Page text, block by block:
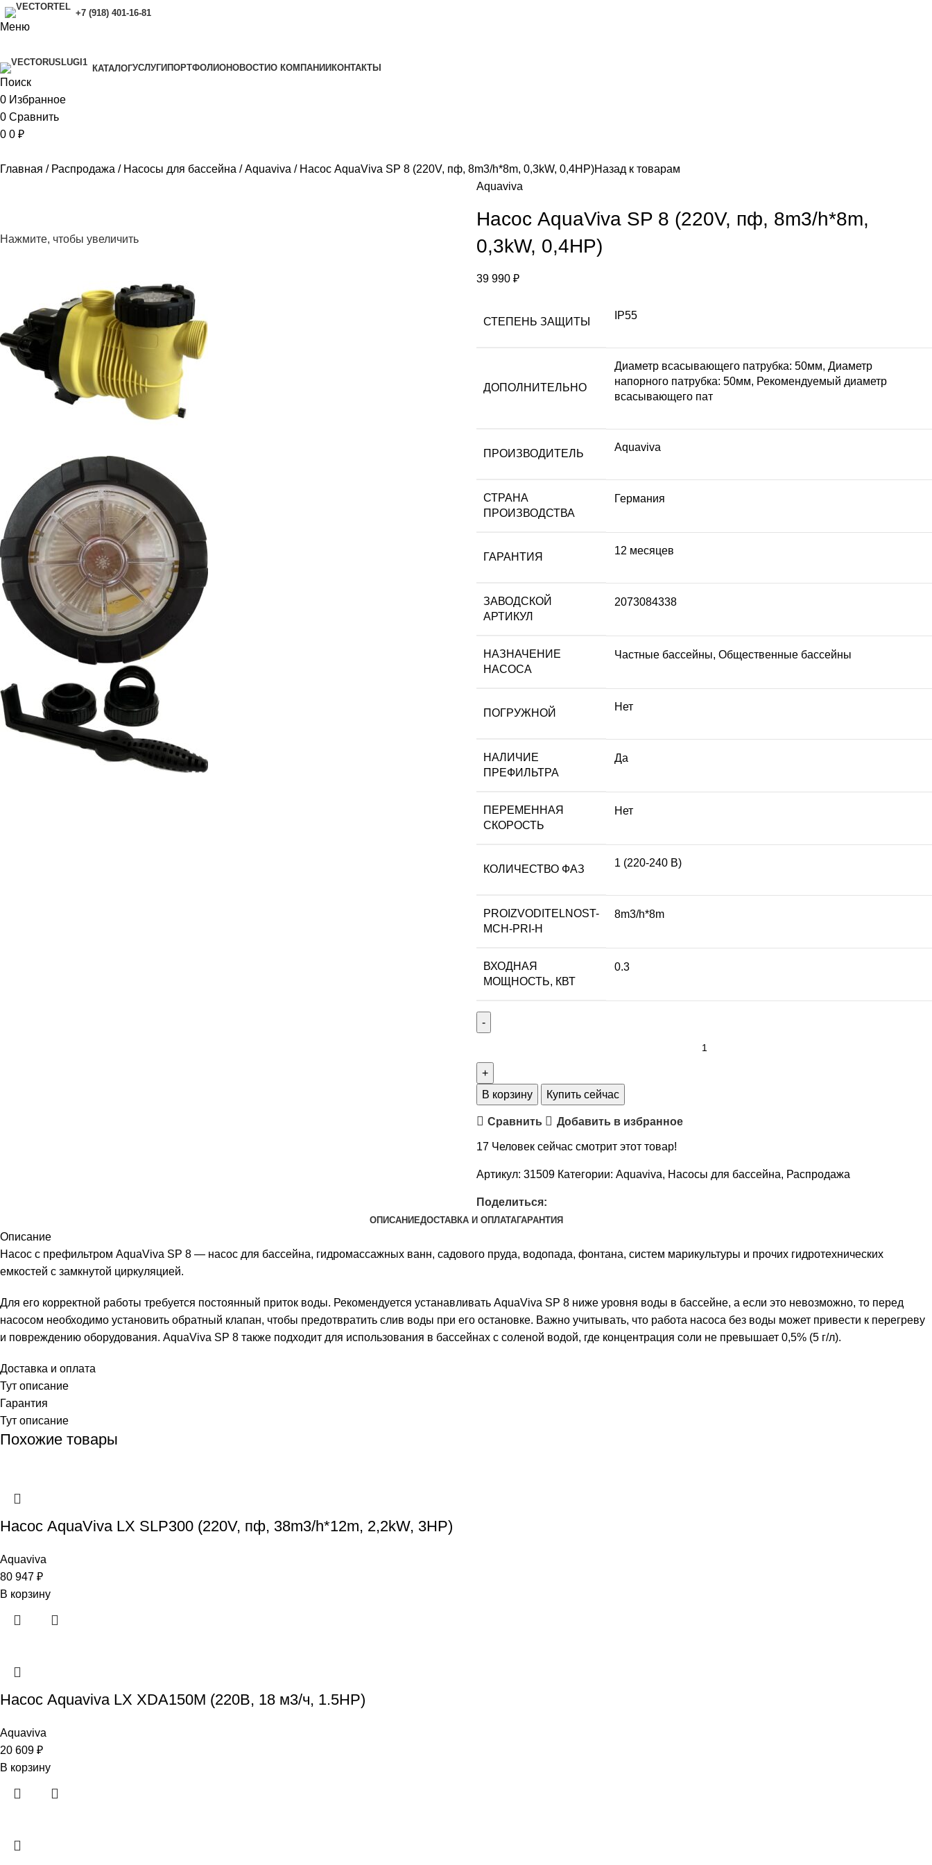
+7 (918) 401-16-81
Меню
КАТАЛОГУСЛУГИ ПОРТФОЛИОНОВОСТИO КОМПАНИИ КОНТАКТЫ
Поиск
0 Избранное
0 Сравнить
0 0 ₽
Главная Распродажа Насосы для бассейна Aquaviva Насос AquaViva SP 8 (220V, пф, 8m3/h*8m, 0,3kW, 0,4HP)Назад к товарам
Нажмите, чтобы увеличить
Aquaviva
Насос AquaViva SP 8 (220V, пф, 8m3/h*8m,
0,3kW, 0,4HP)
39 990 ₽
СТЕПЕНЬ ЗАЩИТЫ
IP55
ДОПОЛНИТЕЛЬНО
Диаметр всасывающего патрубка: 50мм, Диаметр
напорного патрубка: 50мм, Рекомендуемый диаметр
всасывающего пат
ПРОИЗВОДИТЕЛЬ
Aquaviva
СТРАНА
ПРОИЗВОДСТВА
Германия
ГАРАНТИЯ
12 месяцев
ЗАВОДСКОЙ
АРТИКУЛ
2073084338
НАЗНАЧЕНИЕ
НАСОСА
Частные бассейны, Общественные бассейны
ПОГРУЖНОЙ
Нет
НАЛИЧИЕ
ПРЕФИЛЬТРА
Да
ПЕРЕМЕННАЯ
СКОРОСТЬ
Нет
КОЛИЧЕСТВО ФАЗ
1 (220-240 В)
PROIZVODITELNOST-
MCH-PRI-H
8m3/h*8m
ВХОДНАЯ
МОЩНОСТЬ, КВТ
0.3
В корзину Купить сейчас
Сравнить Добавить в избранное
17 Человек сейчас смотрит этот товар!
Артикул: 31509 Категории: Aquaviva, Насосы для бассейна, Распродажа
Поделиться:
ОПИСАНИЕДОСТАВКА И ОПЛАТАГАРАНТИЯ
Описание
Насос с префильтром AquaViva SP 8 — насос для бассейна, гидромассажных ванн, садового пруда, водопада, фонтана, систем марикультуры и прочих гидротехнических
емкостей с замкнутой циркуляцией.
Для его корректной работы требуется постоянный приток воды. Рекомендуется устанавливать AquaViva SP 8 ниже уровня воды в бассейне, а если это невозможно, то перед
насосом необходимо установить обратный клапан, чтобы предотвратить слив воды при его остановке. Важно учитывать, что работа насоса без воды может привести к перегреву
и повреждению оборудования. AquaViva SP 8 также подходит для использования в бассейнах с соленой водой, где концентрация соли не превышает 0,5% (5 г/л).
Доставка и оплата
Тут описание
Гарантия
Тут описание
Похожие товары
Насос AquaViva LX SLP300 (220V, пф, 38m3/h*12m, 2,2kW, 3HP)
Aquaviva
80 947 ₽
В корзину
Насос Aquaviva LX XDA150M (220В, 18 м3/ч, 1.5HP)
Aquaviva
20 609 ₽
В корзину